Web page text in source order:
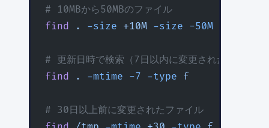
# 10MBから50MBのファイル
find . -size +10M -size -50M
# 更新日時で検索（7日以内に変更されたファイル
find . -mtime -7 -type f
# 30日以上前に変更されたファイル